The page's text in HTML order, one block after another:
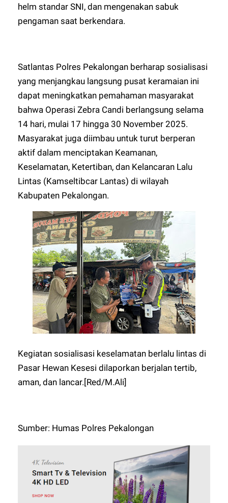
helm standar SNI, dan mengenakan sabuk
pengaman saat berkendara.
Satlantas Polres Pekalongan berharap sosialisasi
yang menjangkau langsung pusat keramaian ini
dapat meningkatkan pemahaman masyarakat
bahwa Operasi Zebra Candi berlangsung selama
14 hari, mulai 17 hingga 30 November 2025.
Masyarakat juga diimbau untuk turut berperan
aktif dalam menciptakan Keamanan,
Keselamatan, Ketertiban, dan Kelancaran Lalu
Lintas (Kamseltibcar Lantas) di wilayah
Kabupaten Pekalongan.
Kegiatan sosialisasi keselamatan berlalu lintas di
Pasar Hewan Kesesi dilaporkan berjalan tertib,
aman, dan lancar.[Red/M.Ali]
Sumber: Humas Polres Pekalongan